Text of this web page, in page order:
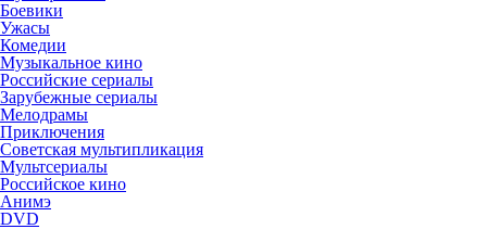
Боевики
Ужасы
Комедии
Музыкальное кино
Российские сериалы
Зарубежные сериалы
Мелодрамы
Приключения
Советская мультипликация
Мультсериалы
Российское кино
Анимэ
DVD